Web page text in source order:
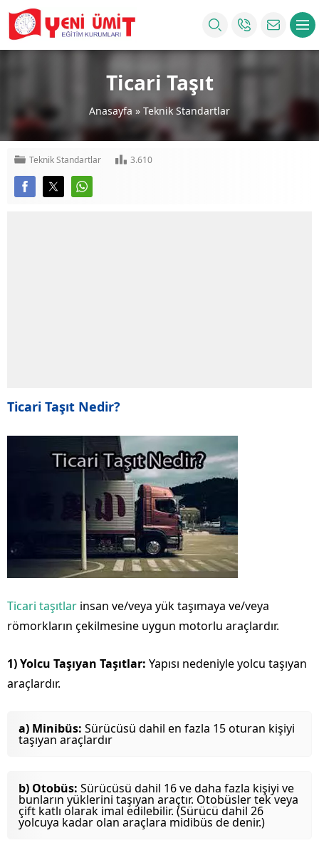
Ticari Taşıt
Anasayfa » Teknik Standartlar
Teknik Standartlar 3.610
Ticari Taşıt Nedir?
Ticari taşıtlar insan ve/veya yük taşımaya ve/veya
römorkların çekilmesine uygun motorlu araçlardır.
1) Yolcu Taşıyan Taşıtlar: Yapısı nedeniyle yolcu taşıyan
araçlardır.
a) Minibüs: Sürücüsü dahil en fazla 15 oturan kişiyi
taşıyan araçlardır
b) Otobüs: Sürücüsü dahil 16 ve daha fazla kişiyi ve
bunların yüklerini taşıyan araçtır. Otobüsler tek veya
çift katlı olarak imal edilebilir. (Sürücü dahil 26
yolcuya kadar olan araçlara midibüs de denir.)